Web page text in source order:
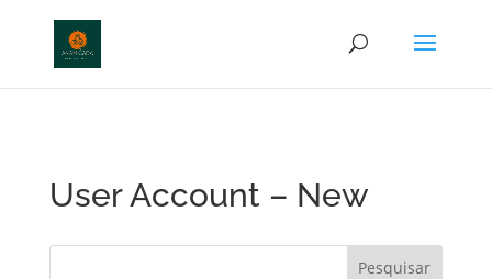
User Account – New
Pesquisar